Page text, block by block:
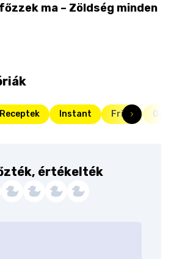
ma – Zöldség minden
Receptek Instant Friss
értékelték